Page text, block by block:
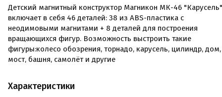
Детский магнитный конструктор Магникон МК-46 "Карусель"
включает в себя 46 деталей: 38 из ABS-пластика с
неодимовыми магнитами + 8 деталей для построения
вращающихся фигур. Возможность выстроить такие
фигуры:колесо обозрения, торнадо, карусель, цилиндр, дом,
мост, башня, самолёт и другие
Характеристики